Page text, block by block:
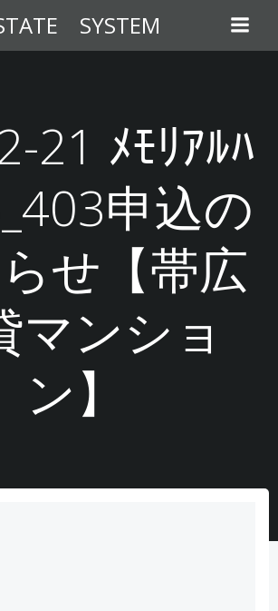
ン
テ
ス
キ
プ
SYSTEM
21 ﾒﾓﾘｱﾙﾊ
申込の
せ【帯広
マンショ
ン】